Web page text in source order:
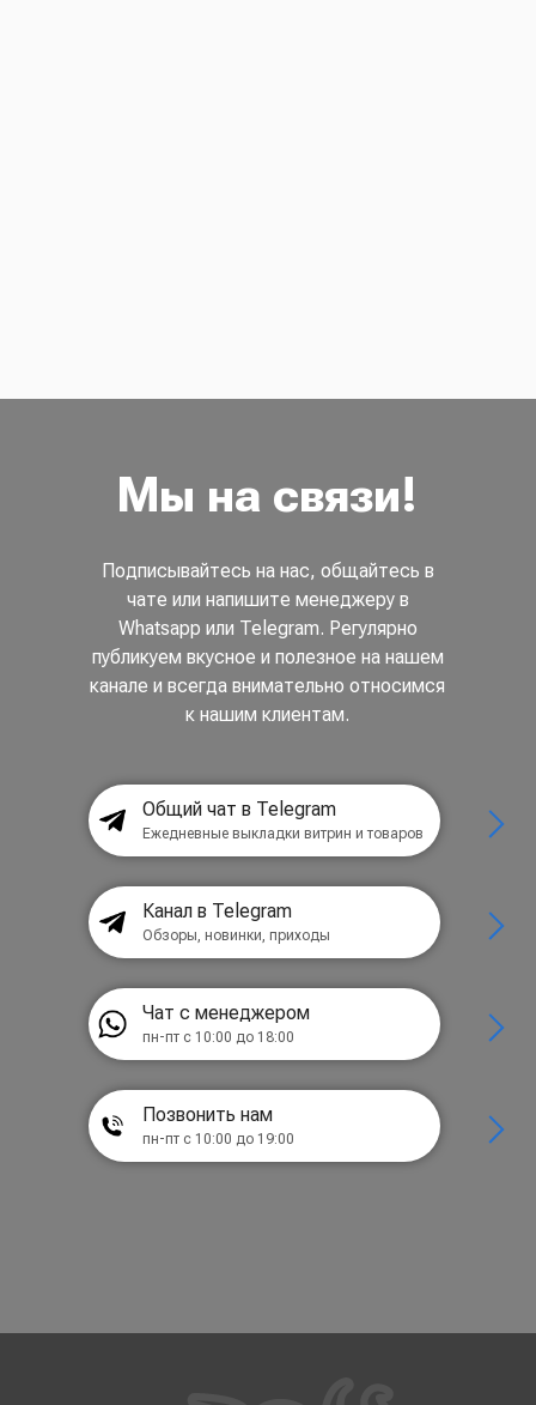
Мы на связи!
Подписывайтесь на нас, общайтесь в
чате или напишите менеджеру в
Whatsapp или Telegram. Регулярно
публикуем вкусное и полезное на нашем
канале и всегда внимательно относимся
к нашим клиентам.
Общий чат в Telegram
Ежедневные выкладки витрин и товаров
Канал в Telegram
Обзоры, новинки, приходы
Чат с менеджером
пн-пт с 10:00 до 18:00
Позвонить нам
пн-пт с 10:00 до 19:00